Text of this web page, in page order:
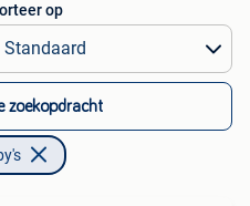
op
zoekopdracht